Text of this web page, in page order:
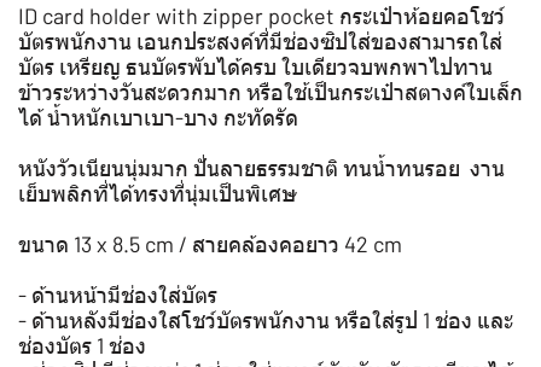
ID card holder with zipper pocket กระเป๋าห้อยคอโชว์
บัตรพนักงาน เอนกประสงค์ที่มีช่องซิปใส่ของสามารถใส่
บัตร เหรียญ ธนบัตรพับได้ครบ ใบเดียวจบพกพาไปทาน
ข้าวระหว่างวันสะดวกมาก หรือใช้เป็นกระเป๋าสตางค์ใบเล็ก
ได้ น้ำหนักเบาเบา-บาง กะทัดรัด
หนังวัวเนียนนุ่มมาก ปั่นลายธรรมชาติ ทนน้ำทนรอย งาน
เย็บพลิกที่ได้ทรงที่นุ่มเป็นพิเศษ
ขนาด 13 x 8.5 cm / สายคล้องคอยาว 42 cm
- ด้านหน้ามีช่องใส่บัตร
- ด้านหลังมีช่องใสโชว์บัตรพนักงาน หรือใส่รูป 1 ช่อง และ
ช่องบัตร 1 ช่อง